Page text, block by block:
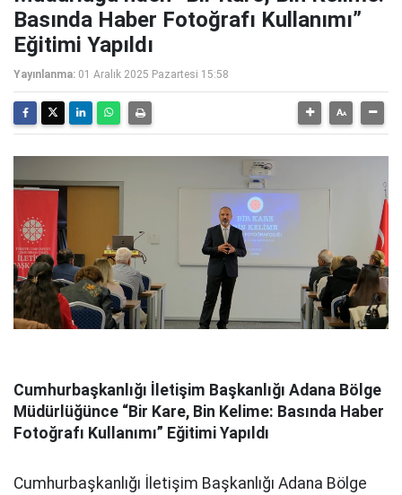
Basında Haber Fotoğrafı Kullanımı”
Eğitimi Yapıldı
Yayınlanma: 01 Aralık 2025 Pazartesi 15:58
Cumhurbaşkanlığı İletişim Başkanlığı Adana Bölge
Müdürlüğünce “Bir Kare, Bin Kelime: Basında Haber
Fotoğrafı Kullanımı” Eğitimi Yapıldı
Cumhurbaşkanlığı İletişim Başkanlığı Adana Bölge